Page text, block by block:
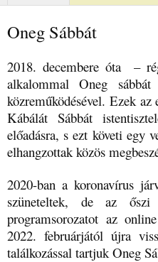
Oneg Sábbát
2018. decembere óta –
alkalommal Oneg
közreműködésével. Ezek
Kábálát Sábbát
előadásra, s ezt követi egy
elhangzottak közös
2020-ban a koronavírus
szüneteltek, de az
programsorozatot az
2022. februárjától újra
találkozással tartjuk Oneg